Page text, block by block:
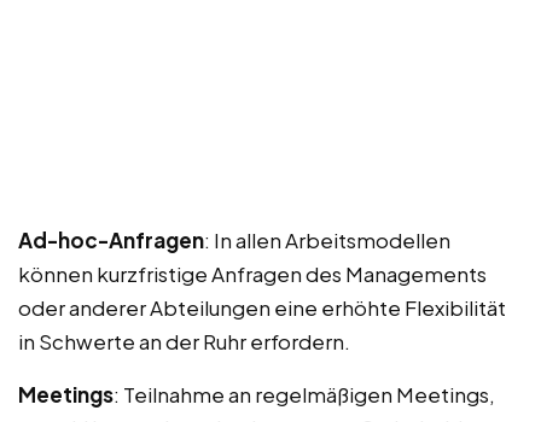
Ad-hoc-Anfragen: In allen Arbeitsmodellen
können kurzfristige Anfragen des Managements
oder anderer Abteilungen eine erhöhte Flexibilität
in Schwerte an der Ruhr erfordern.
Meetings: Teilnahme an regelmäßigen Meetings,